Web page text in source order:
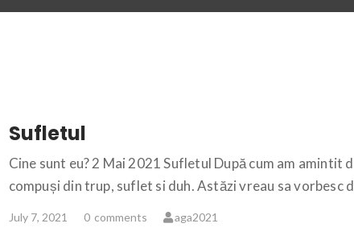
Sufletul
Cine sunt eu? 2 Mai 2021 Sufletul După cum am amintit
compuși din trup, suflet si duh. Astăzi vreau sa vorbesc
July 7, 2021 0 comments aga2021